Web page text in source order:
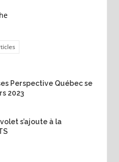
Perspective Québec se
2023
s’ajoute à la